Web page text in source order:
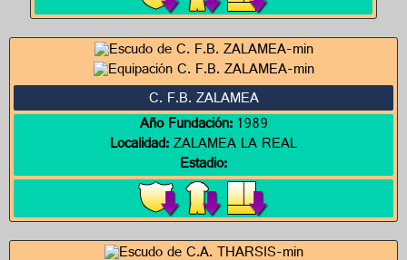
C. F.B. ZALAMEA
Año Fundación:1989
Localidad:ZALAMEA LA REAL
Estadio: